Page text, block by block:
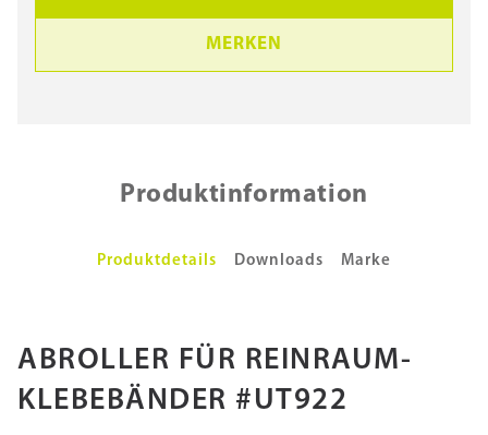
MERKEN
Produktinformation
Produktdetails Downloads Marke
ABROLLER FÜR REINRAUM-
KLEBEBÄNDER #UT922